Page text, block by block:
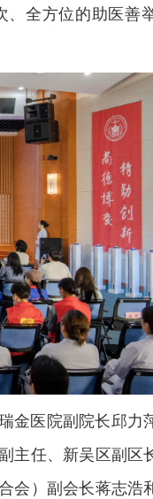
全方位的助医善
金医院副院长邱力
主任、新吴区副区
会）副会长蒋志浩